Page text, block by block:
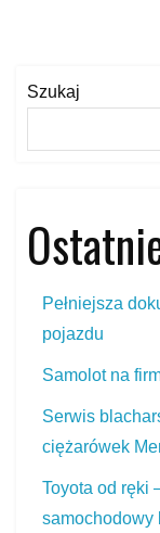
Szukaj
Pełniejsza
pojazdu
Samolot na
Serwis
ciężarówek
Toyota od ręki
samochodowy